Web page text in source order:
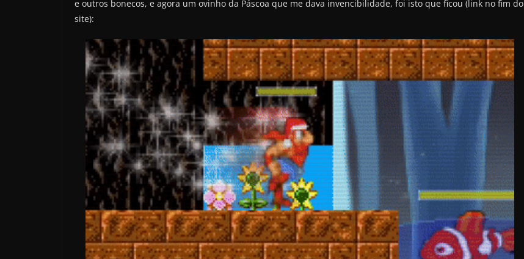
e outros bonecos, e agora um ovinho da Páscoa que me dava invencibilidade, foi isto que ficou (link no fim do
site):